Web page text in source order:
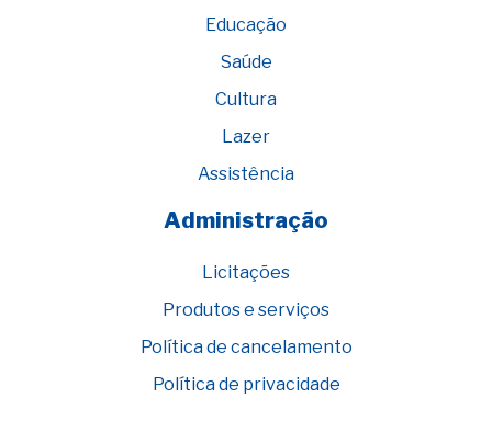
Educação
Saúde
Cultura
Lazer
Assistência
Administração
Licitações
Produtos e serviços
Política de cancelamento
Política de privacidade